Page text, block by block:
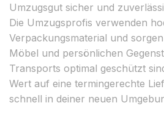
Umzugsgut sicher und
Die Umzugsprofis verwenden
Verpackungsmaterial und
Möbel und persönlichen
Transports optimal geschützt
Wert auf eine termingerechte
schnell in deiner neuen